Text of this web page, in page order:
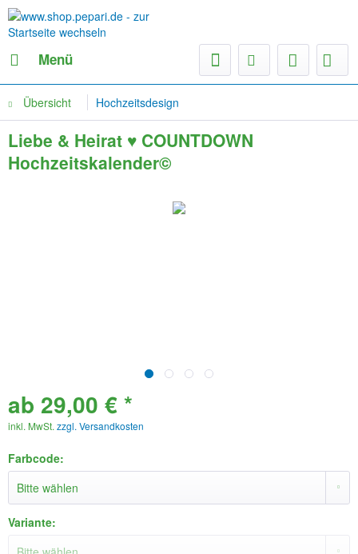
Menü
Übersicht Hochzeitsdesign
Liebe & Heirat ♥ COUNTDOWN
Hochzeitskalender©
ab 29,00 € *
inkl. MwSt. zzgl. Versandkosten
Farbcode:
Variante: